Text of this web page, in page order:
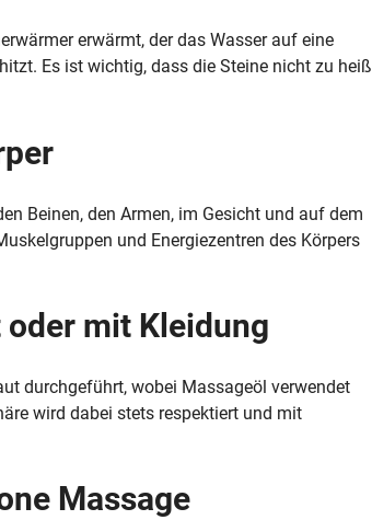
erwärmt, der das Wasser auf eine
Es ist wichtig, dass die Steine nicht zu heiß
Beinen, den Armen, im Gesicht und auf dem
und Energiezentren des Körpers
mit Kleidung
durchgeführt, wobei Massageöl verwendet
wird dabei stets respektiert und mit
Massage